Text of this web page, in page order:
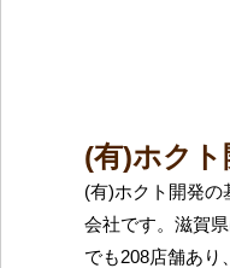
(有)ホク
(有)ホクト開発の
会社です。滋賀
でも208店舗あり